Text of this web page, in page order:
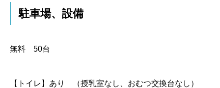
駐車場、設備
無料 50台
【トイレ】 あり （授乳室なし、おむつ交換台なし）